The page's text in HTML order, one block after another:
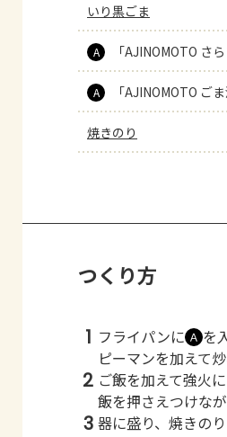
いり黒ごま
A 「AJINOMOTO さ
A 「AJINOMOTO ご
焼きのり
つくり方
1 フライパンに Ａ を
ピーマンを加えて
2 ご飯を加えて強火
飯を押さえつけな
3 器に盛り、焼きの